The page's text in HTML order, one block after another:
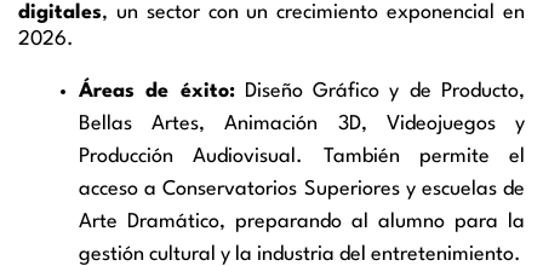
digitales, un sector con un crecimiento exponencial en
2026.
Áreas de éxito:Diseño Gráfico y de Producto,
Bellas Artes, Animación 3D, Videojuegos y
Producción Audiovisual. También permite el
acceso a Conservatorios Superiores y escuelas de
Arte Dramático, preparando al alumno para la
gestión cultural y la industria del entretenimiento.